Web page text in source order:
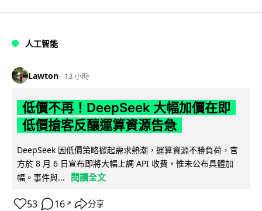
人工智能
Lawton 13 小時
低價不再！DeepSeek 大幅加價在即
低價搶客反釀運算資源告急
DeepSeek 因低價策略掀起需求熱潮，運算資源不勝負荷，官
方於 8 月 6 日宣布即將大幅上調 API 收費，惟未公布具體加
幅。事件與...
閱讀全文
53 16 ↗ 分享